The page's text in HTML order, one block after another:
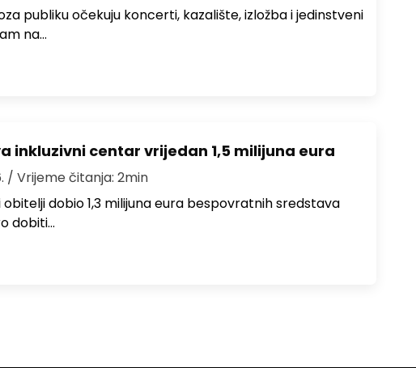
publiku očekuju koncerti, kazalište, izložba i jedinstveni
na…
inkluzivni centar vrijedan 1,5 milijuna eura
/ Vrijeme čitanja: 2min
obitelji dobio 1,3 milijuna eura bespovratnih sredstava
dobiti…